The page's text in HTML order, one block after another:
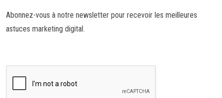
Abonnez-vous à notre newsletter pour recevoir les meilleures
astuces marketing digital.